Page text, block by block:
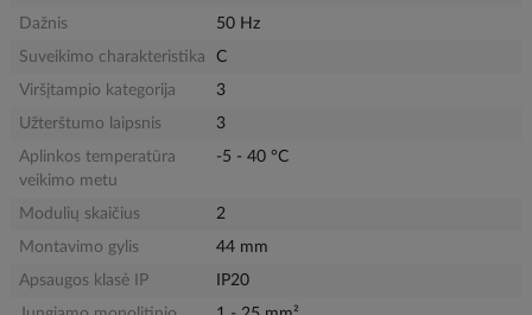
Dažnis
50 Hz
Suveikimo charakteristika
C
Viršįtampio kategorija
3
Užterštumo laipsnis
3
Aplinkos temperatūra
veikimo metu
-5 - 40 °C
Modulių skaičius
2
Montavimo gylis
44 mm
Apsaugos klasė IP
IP20